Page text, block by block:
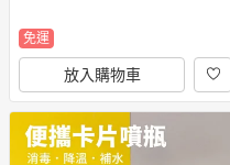
免運
放入購物車